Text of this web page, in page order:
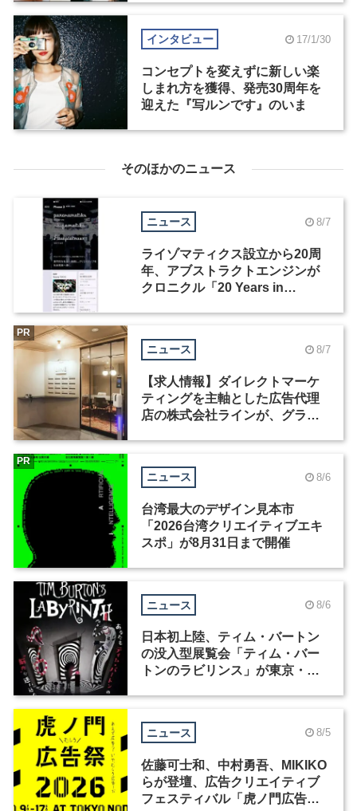
インタビュー 17/1/30
コンセプトを変えずに新しい楽
しまれ方を獲得、発売30周年を
迎えた『写ルンです』のいま
そのほかのニュース
ニュース 8/7
ライゾマティクス設立から20周
年、アブストラクトエンジンが
クロニクル「20 Years in
ニュース 8/7
【求人情報】ダイレクトマーケ
ティングを主軸とした広告代理
店の株式会社ラインが、グラフ
PR
ニュース 8/6
台湾最大のデザイン見本市
「2026台湾クリエイティブエキ
スポ」が8月31日まで開催
PR
ニュース 8/6
日本初上陸、ティム・バートン
の没入型展覧会「ティム・バー
トンのラビリンス」が東京・豊
ニュース 8/5
佐藤可士和、中村勇吾、MIKIKO
らが登壇、広告クリエイティブ
フェスティバル「虎ノ門広告